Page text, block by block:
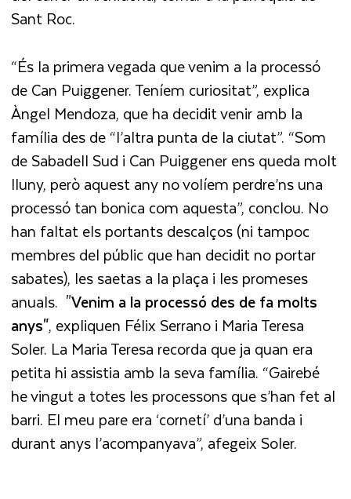
Sant Roc.
“És la primera vegada que venim a la processó
de Can Puiggener. Teníem curiositat”, explica
Àngel Mendoza, que ha decidit venir amb la
família des de “l’altra punta de la ciutat”. “Som
de Sabadell Sud i Can Puiggener ens queda molt
lluny, però aquest any no volíem perdre’ns una
processó tan bonica com aquesta”, conclou. No
han faltat els portants descalços (ni tampoc
membres del públic que han decidit no portar
sabates), les saetas a la plaça i les promeses
anuals. "Venim a la processó des de fa molts
anys", expliquen Félix Serrano i Maria Teresa
Soler. La Maria Teresa recorda que ja quan era
petita hi assistia amb la seva família. “Gairebé
he vingut a totes les processons que s’han fet al
barri. El meu pare era ‘cornetí’ d’una banda i
durant anys l’acompanyava”, afegeix Soler.